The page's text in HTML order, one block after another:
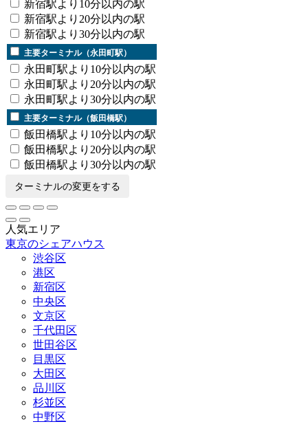
新宿駅より10分以内の駅
新宿駅より20分以内の駅
新宿駅より30分以内の駅
主要ターミナル（永田町駅）
永田町駅より10分以内の駅
永田町駅より20分以内の駅
永田町駅より30分以内の駅
主要ターミナル（飯田橋駅）
飯田橋駅より10分以内の駅
飯田橋駅より20分以内の駅
飯田橋駅より30分以内の駅
ターミナルの変更をする
人気エリア
東京のシェアハウス
渋谷区
港区
新宿区
中央区
文京区
千代田区
世田谷区
目黒区
大田区
品川区
杉並区
中野区